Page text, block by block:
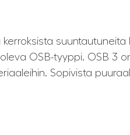
OSB-tyyppi. OSB 3
Sopivista